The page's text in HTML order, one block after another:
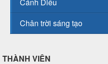
Chân trời sáng tạo
THÀNH VIÊN